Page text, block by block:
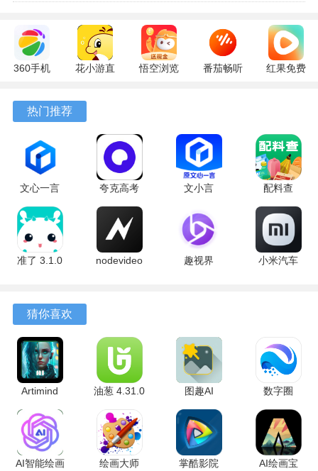
360手机
10.13.27
最新版
花小游直
17.9.56
悟空浏览
番茄畅听
红果免费
热门推荐
文心一言
4.0
5.16.0.10
最新版
夸克高考
10.14.0.1115
最新版
文小言
安卓版
配料查
3.0.1 官方
版
准了 3.1.0
nodevideo
趣视界
小米汽车
猜你喜欢
Artimind
2.6.0 安卓
版
油葱 4.31.0
安卓版
图趣AI
2.2.2 最新
版
数字圈
2.4.6.0 安
卓版
AI智能绘画
绘画大师
掌酷影院
AI绘画宝